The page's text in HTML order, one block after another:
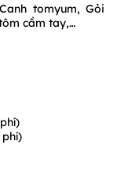
tomyum, Gỏi
cầm tay,…